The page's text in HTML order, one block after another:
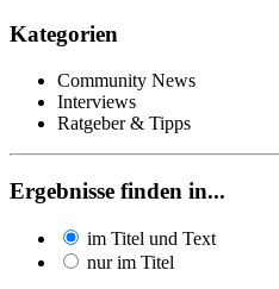
Kategorien
Community News
Interviews
Ratgeber & Tipps
Ergebnisse finden in...
im Titel und Text
nur im Titel